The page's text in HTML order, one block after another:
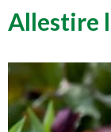
Allestire